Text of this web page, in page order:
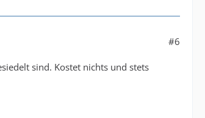
#6
sind. Kostet nichts und stets